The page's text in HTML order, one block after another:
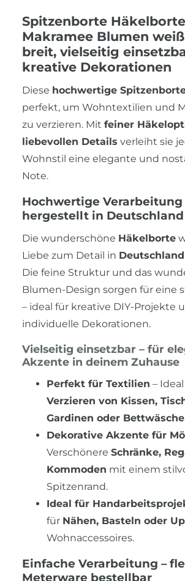
Spitzenborte Häkelborte
Makramee Blumen weiß
breit, vielseitig
kreative Dekorationen
Diese hochwertige
perfekt, um Wohntextilien und
zu verzieren. Mit feiner
liebevollen Details verleiht sie
Wohnstil eine elegante und
Note.
Hochwertige Verarbeitung
hergestellt in Deutschland
Die wunderschöne Häkelborte
Liebe zum Detail in Deutschland
Die feine Struktur und das
Blumen-Design sorgen für eine
– ideal für kreative DIY-Projekte
individuelle Dekorationen.
Vielseitig einsetzbar – für
Akzente in deinem Zuhause
Perfekt für Textilien –
Verzieren von Kissen,
Gardinen oder Bettwäsche
Dekorative Akzente für
Verschönere Schränke,
Kommoden mit einem
Spitzenrand.
Ideal für
für Nähen, Basteln oder
Wohnaccessoires.
Einfache Verarbeitung –
Meterware bestellbar